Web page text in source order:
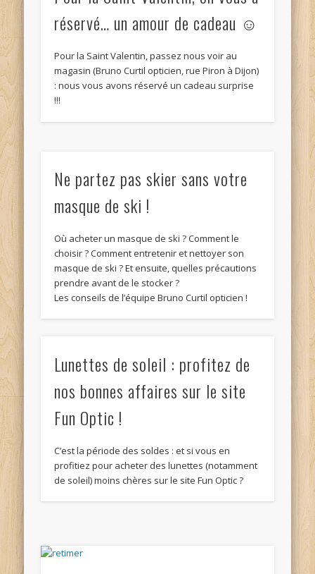
réservé… un amour de cadeau ☺
Pour la Saint Valentin, passez nous voir au
magasin (Bruno Curtil opticien, rue Piron à Dijon)
: nous vous avons réservé un cadeau surprise
!!!
Ne partez pas skier sans votre
masque de ski !
Où acheter un masque de ski ? Comment le
choisir ? Comment entretenir et nettoyer son
masque de ski ? Et ensuite, quelles précautions
prendre avant de le stocker ?
Les conseils de l’équipe Bruno Curtil opticien !
Lunettes de soleil : profitez de
nos bonnes affaires sur le site
Fun Optic !
C’est la période des soldes : et si vous en
profitiez pour acheter des lunettes (notamment
de soleil) moins chères sur le site Fun Optic ?